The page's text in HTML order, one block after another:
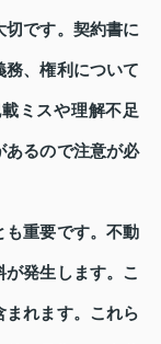
切です。契約書に
務、権利について
ミスや理解不足
あるので注意が必
も重要です。不動
発生します。こ
まれます。これら